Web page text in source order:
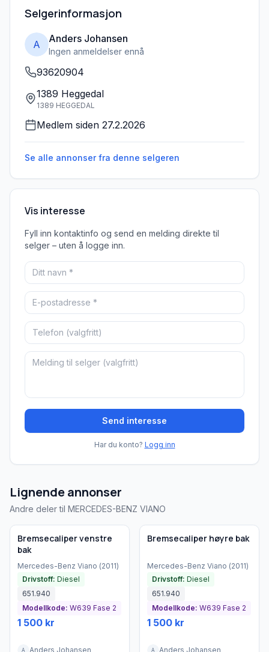
Selgerinformasjon
A Anders Johansen
Ingen anmeldelser ennå
93620904
1389 Heggedal
1389 HEGGEDAL
Medlem siden 27.2.2026
Se alle annonser fra denne selgeren
Vis interesse
Fyll inn kontaktinfo og send en melding direkte til
selger – uten å logge inn.
Send interesse
Har du konto? Logg inn
Lignende annonser
Andre deler til MERCEDES-BENZ VIANO
Brukt - god tilstand
Bremsecaliper venstre
bak
Mercedes-Benz Viano (2011)
Drivstoff: Diesel
651.940
Modellkode: W639 Fase 2
1 500 kr
A Anders Johansen
Bremsecaliper høyre bak
Mercedes-Benz Viano (2011)
Drivstoff: Diesel
651.940
Modellkode: W639 Fase 2
1 500 kr
A Anders Johansen